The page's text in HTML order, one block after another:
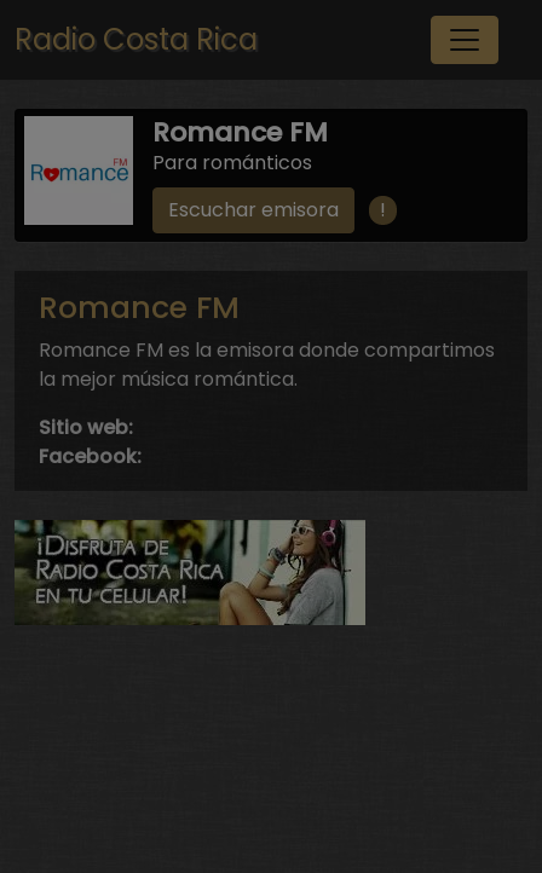
Pasar al contenido principal
Radio Costa Rica
Romance FM
Para románticos
Escuchar emisora
!
Romance FM
Romance FM es la emisora donde compartimos
la mejor música romántica.
Sitio web:
Facebook: